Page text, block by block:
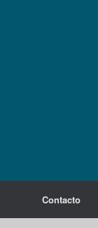
Contacto